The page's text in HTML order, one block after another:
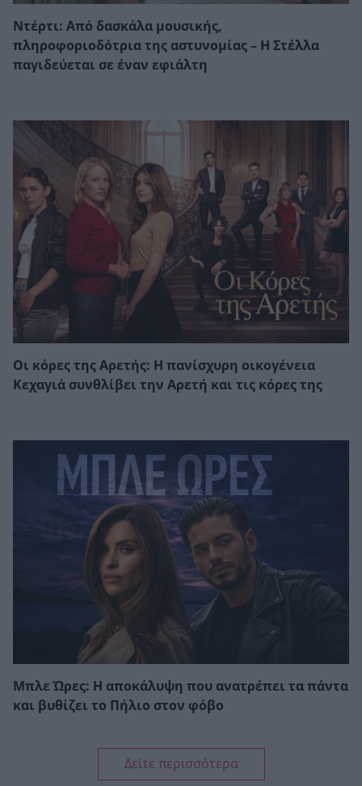
Ντέρτι: Από δασκάλα μουσικής,
πληροφοριοδότρια της αστυνομίας – Η Στέλλα
παγιδεύεται σε έναν εφιάλτη
Οι κόρες της Αρετής: Η πανίσχυρη οικογένεια
Κεχαγιά συνθλίβει την Αρετή και τις κόρες της
Μπλε Ώρες: Η αποκάλυψη που ανατρέπει τα πάντα
και βυθίζει το Πήλιο στον φόβο
Δείτε περισσότερα